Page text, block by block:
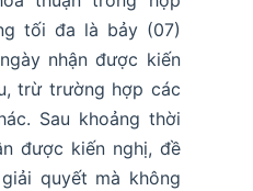
tối đa là bảy (07)
nhận được kiến
trừ trường hợp các
Sau khoảng thời
được kiến nghị, đề
quyết mà không